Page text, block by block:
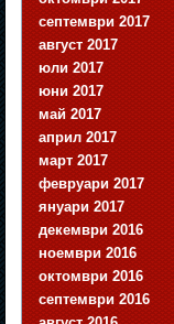
септември 2017
август 2017
юли 2017
юни 2017
май 2017
април 2017
март 2017
февруари 2017
януари 2017
декември 2016
ноември 2016
октомври 2016
септември 2016